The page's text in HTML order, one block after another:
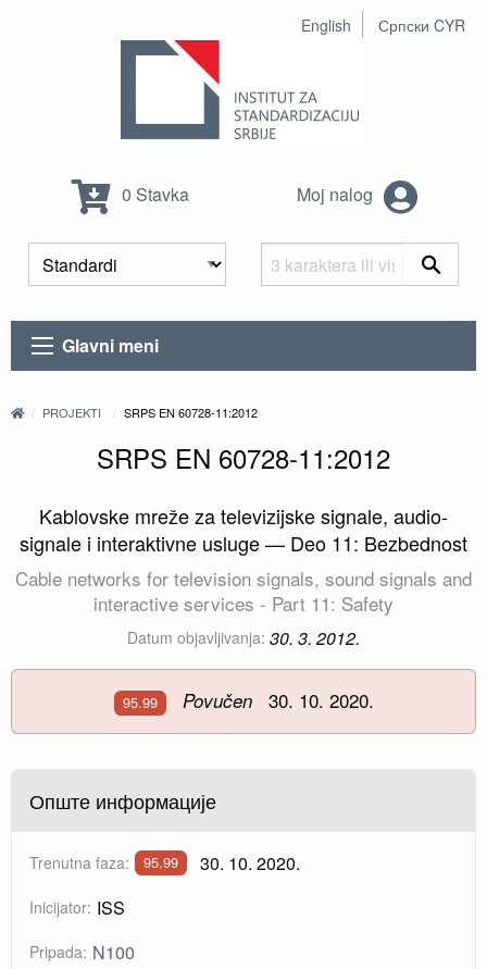
English Српски CYR
0 Stavka Moj nalog
Glavni meni
PROJEKTI SRPS EN 60728-11:2012
SRPS EN 60728-11:2012
Kablovske mreže za televizijske signale, audio-
signale i interaktivne usluge — Deo 11: Bezbednost
Cable networks for television signals, sound signals and
interactive services - Part 11: Safety
Datum objavljivanja: 30. 3. 2012.
95.99 Povučen30. 10. 2020.
Опште информације
Trenutna faza: 95.99 30. 10. 2020.
Inicijator: ISS
Pripada: N100